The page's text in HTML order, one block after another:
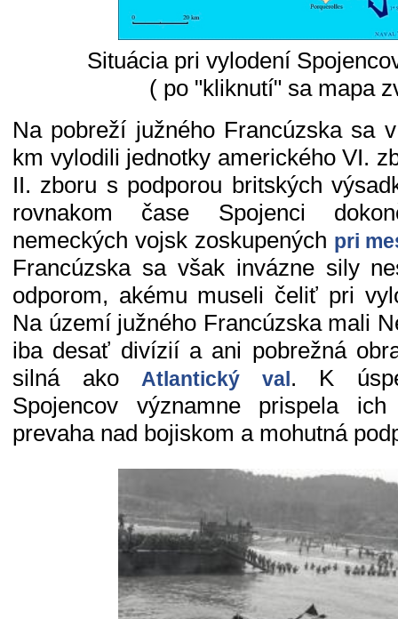
Situácia pri vylodení
( po "kliknutí" sa mapa
Na pobreží južného Francúzska sa
km vylodili jednotky amerického VI.
II. zboru s podporou britských
rovnakom čase Spojenci
nemeckých vojsk zoskupených pri
Francúzska sa však invázne sily
odporom, akému museli čeliť pri
Na území južného Francúzska mali
iba desať divízií a ani pobrežná
silná ako
Atlantický val. K
Spojencov významne prispela
prevaha nad bojiskom a mohutná